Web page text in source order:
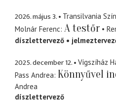
2026. május 3.
Transilvania
Molnár Ferenc A testőr
díszlettervező
2025. december 12.
Vígszíház
Pass Andrea Könnyűvel
Andrea
díszlettervező